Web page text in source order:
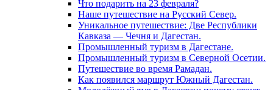
Что подарить на 23 февраля?
Наше путешествие на Русский Север.
Уникальное путешествие: Две Республики
Кавказа — Чечня и Дагестан.
Промышленный туризм в Дагестане.
Промышленный туризм в Северной Осетии.
Путешествие во время Рамадан.
Как появился маршрут Южный Дагестан.